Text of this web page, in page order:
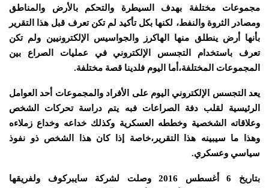
مجموعات مختلفة بهدف السيطرة والتحكم بالأرض والمناطق
ومصادر الثروة والنفط، لكنها بكل تأكيد لم تكن تعرف قبل هذا التقرير
بأنها أرض ينطلق منها الهاكرز والجواسيس الإلكترونيين ولم تكن
تعرف باستخدام التجسس الإلكتروني في عمليات الصراع بين
المجموعات المختلفة،أما اليوم فلدينا قصة مختلفة.
يعد التجسس الإلكتروني اليوم على الأفراد والمجموعات أحد العوامل
الرئيسية لقلب دفة الصراعات فبه يتم دراسة تحركات الشخص
وعلاقاته الشخصية وخططه العسكرية وكذلك خداعه وخداع زملاءه
وهذا ما سيبينه هذا التقرير،خاصة إذا كان هذا الشخص ذو نفوذ
سياسي وعسكري.
بتاريخ 6 أغسطس 2016 وصلت لشركة سايبركوف ولفريقها